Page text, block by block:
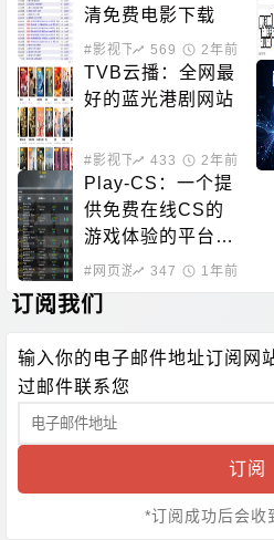
清免费电影下载
#影视下载 569 2年前
TVB云播：全网最
好的蓝光港剧网站
#影视下载 #在线影音
433 2年前
Play-CS：一个提
供免费在线CS的
游戏体验的平台，
无需下载即可畅玩
#网页游戏 347 1年前
订阅我们
输入你的电子邮件地址订阅网
过邮件联系您
订阅
*订阅成功后会收